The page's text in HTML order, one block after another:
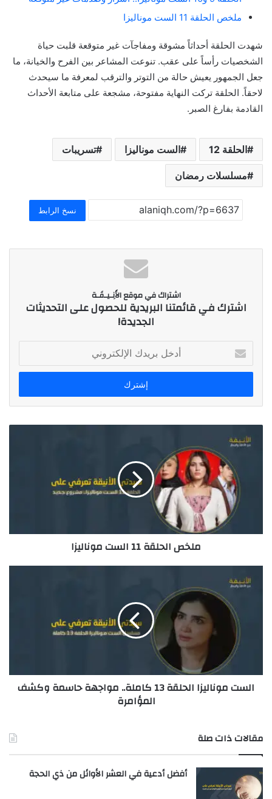
ملخص الحلقة 11 الست موناليزا
شهدت الحلقة أحداثاً مشوقة ومفاجآت غير متوقعة قلبت حياة
الشخصيات رأساً على عقب. تنوعت المشاعر بين الفرح والخيانة، ما
جعل الجمهور يعيش حالة من التوتر والترقب لمعرفة ما سيحدث
لاحقاً. الحلقة تركت النهاية مفتوحة، مشجعة على متابعة الأحداث
القادمة بفارغ الصبر.
الحلقة 12 الست موناليزا تسريبات
مسلسلات رمضان
نسخ الرابط
اشتراك في موقع الأَنِـيـقَـة
اشترك في قائمتنا البريدية للحصول على التحديثات
الجديدة!
خ
ب
ي
د
ك
ن
ي
ملخص الحلقة 11 الست موناليزا
الست موناليزا الحلقة 13 كاملة.. مواجهة حاسمة وكشف
المؤامرة
مقالات ذات صلة
أفضل أدعية في العشر الأوائل من ذي الحجة